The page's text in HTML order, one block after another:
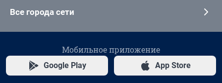
Все города сети
Мобильное приложение
Google Play App Store